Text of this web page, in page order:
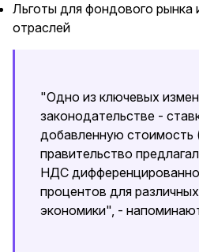
Льготы для фондового
отраслей
"Одно из ключевых
законодательстве -
добавленную
правительство
НДС
процентов для
экономики", -